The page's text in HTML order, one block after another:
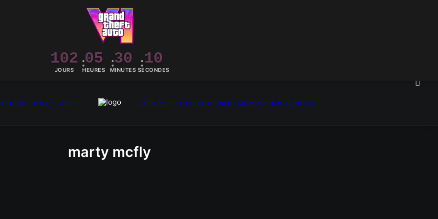
102
JOURS
05
HEURES
30
MINUTES
10
SECONDES
LES JEUXLES STUDIOS LABEL MUSCIALCOLLECTIONQUI SOMMES-NOUS ?CONTACT
marty mcfly